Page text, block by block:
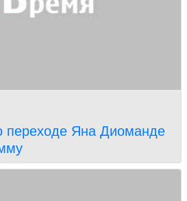
переходе Яна Диоманде